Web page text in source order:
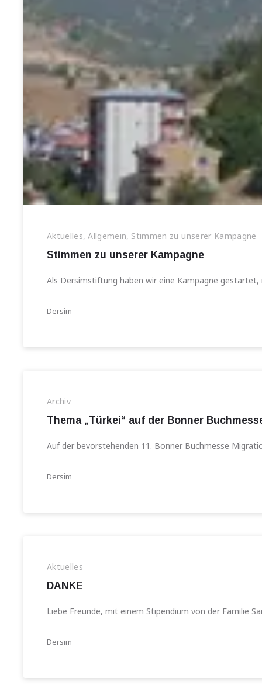
Aktuelles,Allgemein, Stimmen zu unserer Kampagne
Stimmen zu unserer Kampagne
Als Dersimstiftung haben wir eine Kampagne
Dersim
Archiv
Thema „Türkei“ auf der Bonner
Auf der bevorstehenden 11. Bonner Buchmesse
Dersim
Aktuelles
DANKE
Liebe Freunde, mit einem Stipendium von der Familie
Dersim